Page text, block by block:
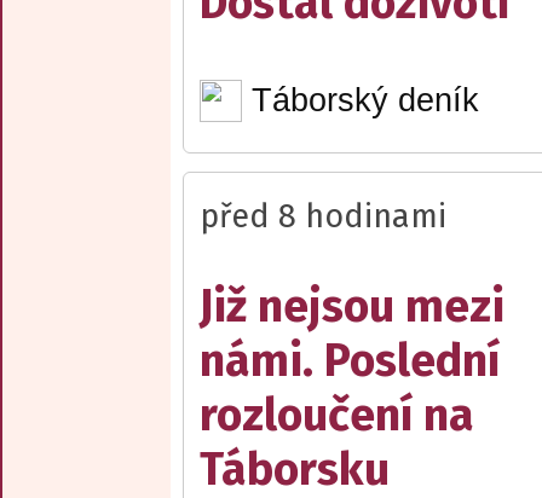
Táborský deník
před 8 hodinami
Již nejsou mezi
námi. Poslední
rozloučení na
Táborsku